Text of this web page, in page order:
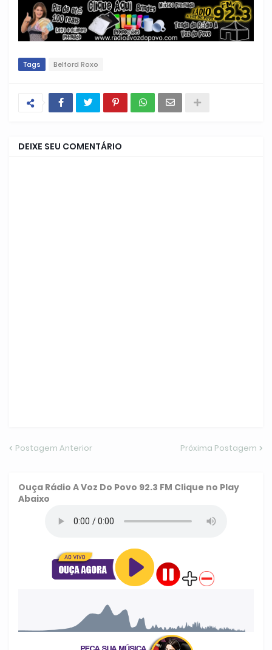
Tags Belford Roxo
DEIXE SEU COMENTÁRIO
Postagem Anterior Próxima Postagem
Ouça Rádio A Voz Do Povo 92.3 FM Clique no Play
Abaixo